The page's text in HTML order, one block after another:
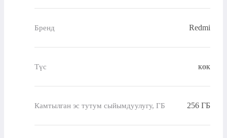
Бренд Redmi
Түс көк
Камтылган эс тутум сыйымдуулугу, ГБ 256 ГБ